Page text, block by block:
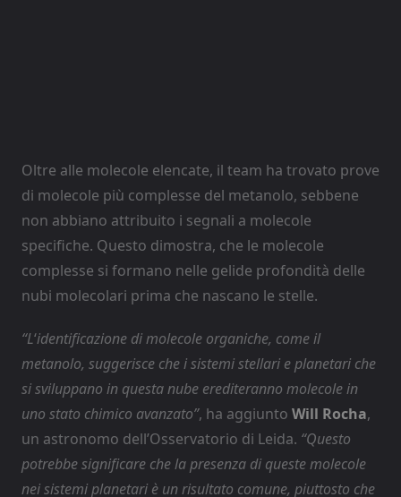
Oltre alle molecole elencate, il team ha trovato prove
di molecole più complesse del metanolo, sebbene
non abbiano attribuito i segnali a molecole
specifiche. Questo dimostra, che le molecole
complesse si formano nelle gelide profondità delle
nubi molecolari prima che nascano le stelle.
“L‘identificazione di molecole organiche, come il
metanolo, suggerisce che i sistemi stellari e planetari che
si sviluppano in questa nube erediteranno molecole in
uno stato chimico avanzato”, ha aggiunto Will Rocha,
un astronomo dell’Osservatorio di Leida. “Questo
potrebbe significare che la presenza di queste molecole
nei sistemi planetari è un risultato comune, piuttosto che